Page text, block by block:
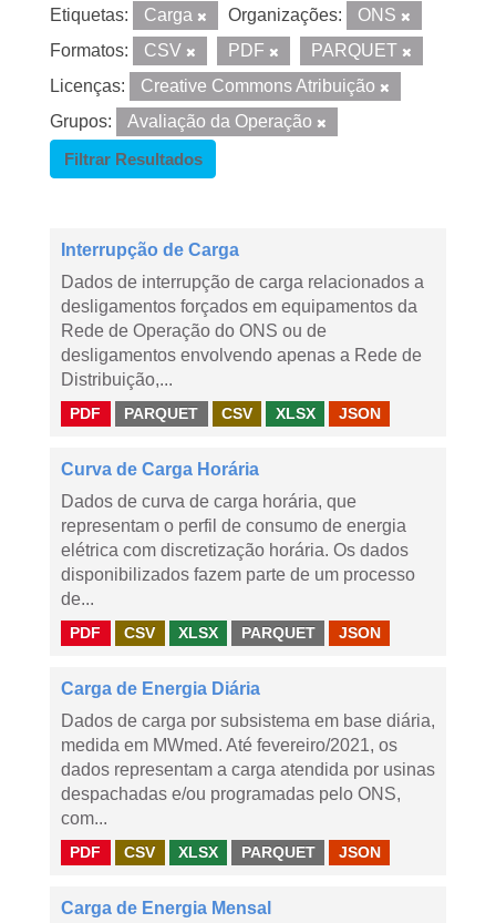
Etiquetas: Carga Organizações:
ONS
Formatos:
CSV PDF
PARQUET
Licenças:
Creative Commons Atribuição
Grupos:
Avaliação da Operação
Filtrar Resultados
Interrupção de Carga
Dados de interrupção de carga relacionados a
desligamentos forçados em equipamentos da
Rede de Operação do ONS ou de
desligamentos envolvendo apenas a Rede de
Distribuição,...
PDF PARQUET CSV XLSX JSON
Curva de Carga Horária
Dados de curva de carga horária, que
representam o perfil de consumo de energia
elétrica com discretização horária. Os dados
disponibilizados fazem parte de um processo
de...
PDF CSV XLSX PARQUET JSON
Carga de Energia Diária
Dados de carga por subsistema em base diária,
medida em MWmed. Até fevereiro/2021, os
dados representam a carga atendida por usinas
despachadas e/ou programadas pelo ONS,
com...
PDF CSV XLSX PARQUET JSON
Carga de Energia Mensal